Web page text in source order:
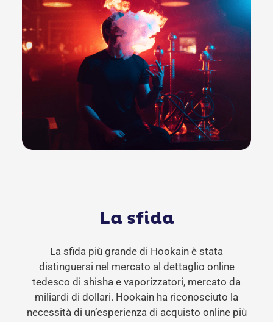
La sfida
La sfida più grande di Hookain è stata
distinguersi nel mercato al dettaglio online
tedesco di shisha e vaporizzatori, mercato da
miliardi di dollari. Hookain ha riconosciuto la
necessità di un’esperienza di acquisto online più